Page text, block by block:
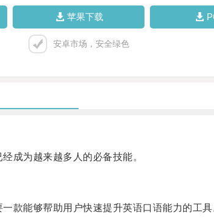
苹果下载
安卓市场，安全绿色
成为越来越多人的必备技能。
能够帮助用户快速提升英语口语能力的工具